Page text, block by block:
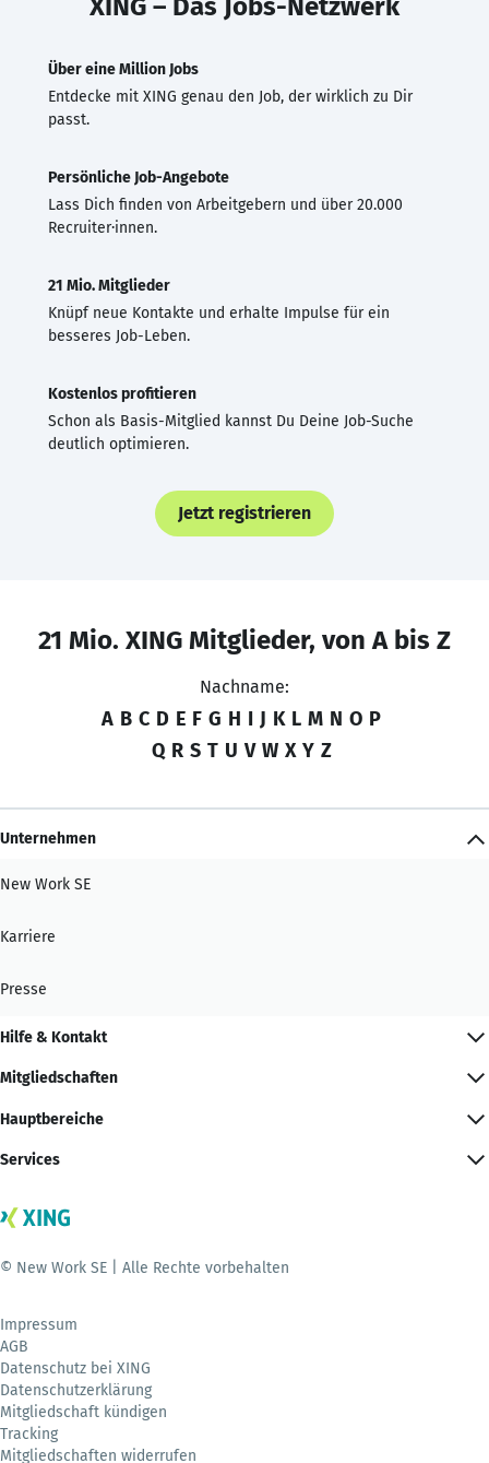
Über eine Million Jobs
Entdecke mit XING genau den Job, der wirklich zu Dir
passt.
Persönliche Job-Angebote
Lass Dich finden von Arbeitgebern und über 20.000
Recruiter·innen.
21 Mio. Mitglieder
Knüpf neue Kontakte und erhalte Impulse für ein
besseres Job-Leben.
Kostenlos profitieren
Schon als Basis-Mitglied kannst Du Deine Job-Suche
deutlich optimieren.
Jetzt registrieren
21 Mio. XING Mitglieder, von A bis Z
Nachname:
A B C D E F G H I J K L M N O P
Q R S T U V W X Y Z
Unternehmen
New Work SE
Karriere
Presse
Hilfe & Kontakt
Mitgliedschaften
Hauptbereiche
Services
© New Work SE | Alle Rechte vorbehalten
Impressum
AGB
Datenschutz bei XING
Datenschutzerklärung
Mitgliedschaft kündigen
Tracking
Mitgliedschaften widerrufen